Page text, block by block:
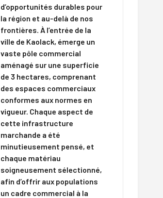
d’opportunités durables pour
la région et au-delà de nos
frontières. À l’entrée de la
ville de Kaolack, émerge un
vaste pôle commercial
aménagé sur une superficie
de 3 hectares, comprenant
des espaces commerciaux
conformes aux normes en
vigueur. Chaque aspect de
cette infrastructure
marchande a été
minutieusement pensé, et
chaque matériau
soigneusement sélectionné,
afin d’offrir aux populations
un cadre commercial à la